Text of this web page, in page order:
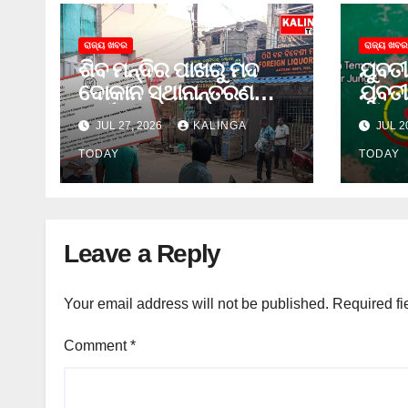
ରାଜ୍ୟ ଖବର
ଶିବ ମନ୍ଦିର ପାଖରୁ ମଦ
ଦୋକାନ ସ୍ଥାନାନ୍ତରଣ
ପାଇଁ ଜିଲ୍ଲା ପ୍ରଶାସନକୁ
ଦାବି କଲେ ଅନିଲ
JUL 27, 2026 KALINGA
TODAY
ରାଜ୍ୟ ଖବର
ଓ
ଜେଲ
JUL
TODAY
Leave a Reply
Your email address will not be published. Required
Comment*